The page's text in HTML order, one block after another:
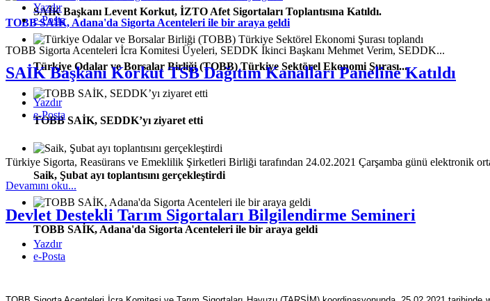
TOBB SAİK, Adana'da Sigorta Acenteleri ile bir araya geldi
TOBB Sigorta Acenteleri İcra Komitesi Üyeleri, SEDDK İkinci Başkanı Mehmet Verim, SEDDK...
SAİK Başkanı Levent Korkut, İZTO Afet Sigortaları Toplantısına Katıldı.
Türkiye Odalar ve Borsalar Birliği (TOBB) Türkiye Sektörel Ekonomi Şurası...
TOBB SAİK, SEDDK’yı ziyaret etti
Saik, Şubat ayı toplantısını gerçekleştirdi
TOBB SAİK, Adana'da Sigorta Acenteleri ile bir araya geldi
Yazdır
e-Posta
SAİK Başkanı Korkut TSB Dağıtım Kanalları Paneline Katıldı
Yazdır
e-Posta
Türkiye Sigorta, Reasürans ve Emeklilik Şirketleri Birliği tarafından 24.02.2021 Çarşamba günü elektronik
Devamını oku...
Devlet Destekli Tarım Sigortaları Bilgilendirme Semineri
Yazdır
e-Posta